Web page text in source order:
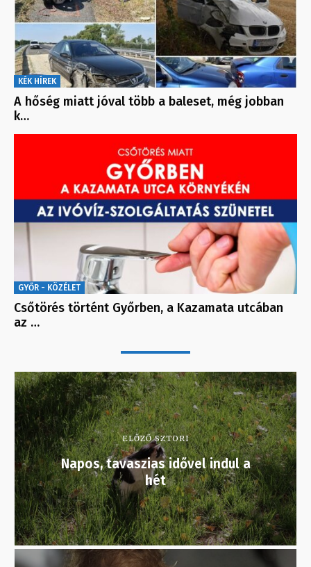
KÉK HÍREK
A hőség miatt jóval több a baleset, még jobban
k…
GYŐR - KÖZÉLET
Csőtörés történt Győrben, a Kazamata utcában
az …
ELŐZŐ SZTORI
Napos, tavaszias idővel indul a
hét